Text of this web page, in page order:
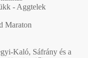
- Aggtelek
Maraton
Kaló, Sáfrány és a